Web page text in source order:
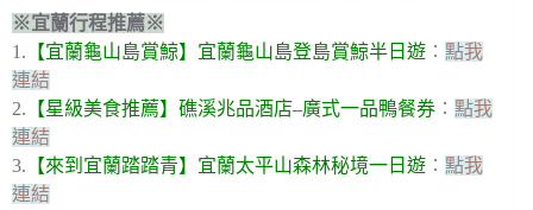
※宜蘭行程推薦※
1. 【宜蘭龜山島賞鯨】宜蘭龜山島登島賞鯨半日遊 ︰ 點我
連結
2. 【星級美食推薦】礁溪兆品酒店–廣式一品鴨餐券 ︰ 點我
連結
3. 【來到宜蘭踏踏青】宜蘭太平山森林秘境一日遊 ︰ 點我
連結